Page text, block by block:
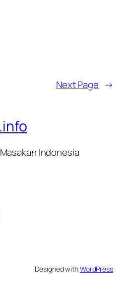
Next Page →
Indonesia
Designed withWordPress